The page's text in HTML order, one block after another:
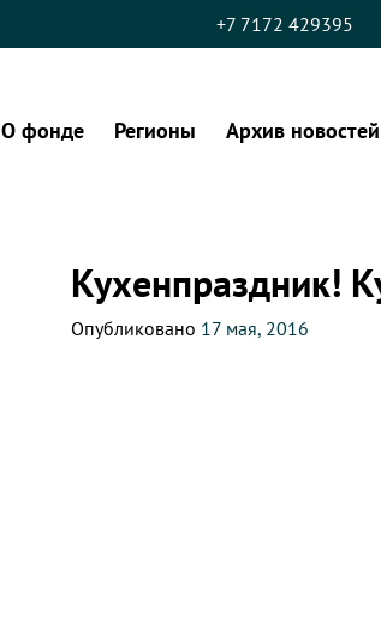
+7 7172 429395
О фонде Регионы Архив новостей
Кухенпраздник!
Опубликовано 17 мая, 2016